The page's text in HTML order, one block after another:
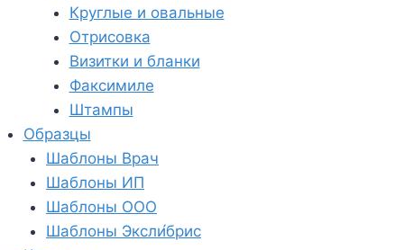
Круглые и овальные
Отрисовка
Визитки и бланки
Факсимиле
Штампы
Образцы
Шаблоны Врач
Шаблоны ИП
Шаблоны ООО
Шаблоны Эксли́брис